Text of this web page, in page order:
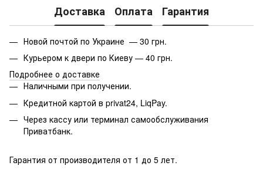
Доставка Оплата Гарантия
Новой почтой по Украине — 30 грн.
Курьером к двери по Киеву — 40 грн.
Подробнее о доставке
Наличными при получении.
Кредитной картой в privat24, LiqPay.
Через кассу или терминал самообслуживания
Приватбанк.
Гарантия от производителя от 1 до 5 лет.